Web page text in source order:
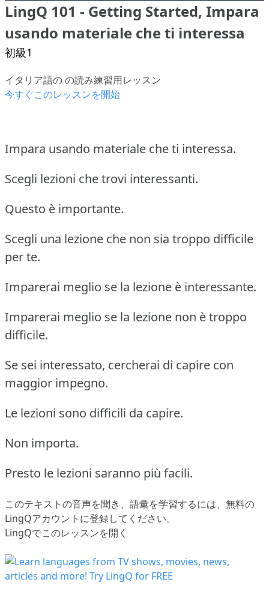
LingQ 101 - Getting Started, Impara
usando materiale che ti interessa
初級1
イタリア語の の読み練習用レッスン
今すぐこのレッスンを開始
Impara usando materiale che ti interessa.
Scegli lezioni che trovi interessanti.
Questo è importante.
Scegli una lezione che non sia troppo difficile
per te.
Imparerai meglio se la lezione è interessante.
Imparerai meglio se la lezione non è troppo
difficile.
Se sei interessato, cercherai di capire con
maggior impegno.
Le lezioni sono difficili da capire.
Non importa.
Presto le lezioni saranno più facili.
このテキストの音声を聞き、語彙を学習するには、 無料の
LingQアカウントに登録してください。
LingQでこのレッスンを開く